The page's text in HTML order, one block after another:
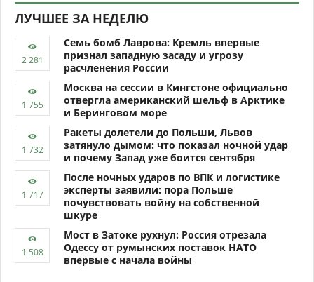
ЛУЧШЕЕ ЗА НЕДЕЛЮ
Семь бомб Лаврова: Кремль впервые
признал западную засаду и угрозу
расчленения России
Москва на сессии в Кингстоне официально
отвергла американский шельф в Арктике
и Беринговом море
Ракеты долетели до Польши, Львов
затянуло дымом: что показал ночной удар
и почему Запад уже боится сентября
После ночных ударов по ВПК и логистике
эксперты заявили: пора Польше
почувствовать войну на собственной
шкуре
Мост в Затоке рухнул: Россия отрезала
Одессу от румынских поставок НАТО
впервые с начала войны